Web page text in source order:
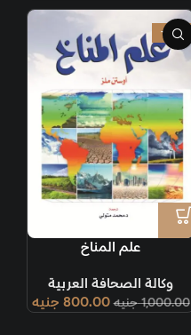
-20%
علم المناخ
وكالة الصحافة العربية
1,000.00 جنيه 800.00 جنيه